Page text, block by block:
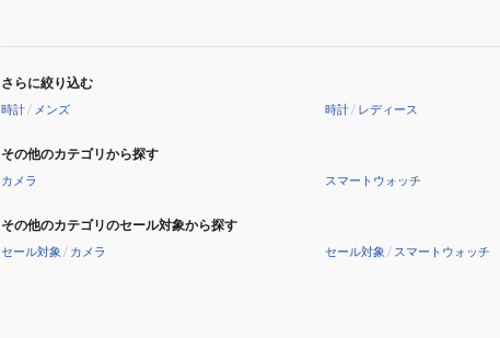
さらに絞り込む
時計/ メンズ 時計/ レディース
その他のカテゴリから探す
カメラ スマートウォッチ
その他のカテゴリのセール対象から探す
セール対象 / カメラ セール対象 / スマートウォッチ